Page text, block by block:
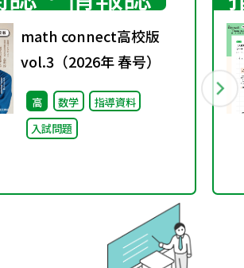
math connect高校版
vol.3（2026年 春号）
高 数学
指導資料
入試問題